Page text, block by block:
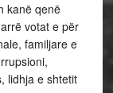
kanë qenë
votat e për
familjare e
lidhja e shtetit